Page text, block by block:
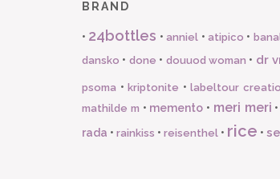
BRAND
• 24bottles •anniel •atipico •
dansko • done • douuod woman • dr
psoma •kriptonite •labeltour
mathilde m • memento • meri meri
rada • rainkiss • reisenthel • rice •